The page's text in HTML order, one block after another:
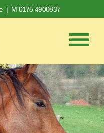
| M 0175 4900837